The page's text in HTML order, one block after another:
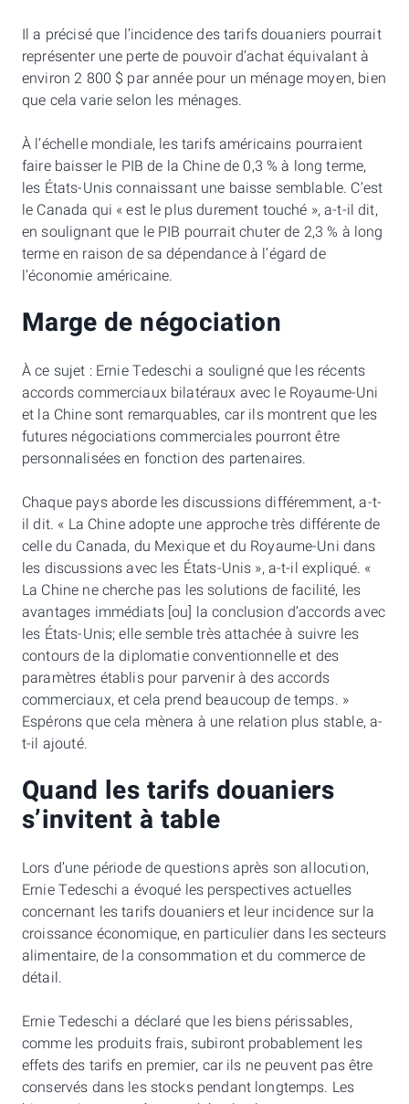
Il a précisé que l’incidence des tarifs douaniers pourrait
représenter une perte de pouvoir d’achat équivalant à
environ 2 800 $ par année pour un ménage moyen, bien
que cela varie selon les ménages.
À l’échelle mondiale, les tarifs américains pourraient
faire baisser le PIB de la Chine de 0,3 % à long terme,
les États-Unis connaissant une baisse semblable. C’est
le Canada qui « est le plus durement touché », a-t-il dit,
en soulignant que le PIB pourrait chuter de 2,3 % à long
terme en raison de sa dépendance à l’égard de
l’économie américaine.
Marge de négociation
À ce sujet : Ernie Tedeschi a souligné que les récents
accords commerciaux bilatéraux avec le Royaume-Uni
et la Chine sont remarquables, car ils montrent que les
futures négociations commerciales pourront être
personnalisées en fonction des partenaires.
Chaque pays aborde les discussions différemment, a-t-
il dit. « La Chine adopte une approche très différente de
celle du Canada, du Mexique et du Royaume-Uni dans
les discussions avec les États-Unis », a-t-il expliqué. «
La Chine ne cherche pas les solutions de facilité, les
avantages immédiats [ou] la conclusion d’accords avec
les États-Unis; elle semble très attachée à suivre les
contours de la diplomatie conventionnelle et des
paramètres établis pour parvenir à des accords
commerciaux, et cela prend beaucoup de temps. »
Espérons que cela mènera à une relation plus stable, a-
t-il ajouté.
Quand les tarifs douaniers
s’invitent à table
Lors d’une période de questions après son allocution,
Ernie Tedeschi a évoqué les perspectives actuelles
concernant les tarifs douaniers et leur incidence sur la
croissance économique, en particulier dans les secteurs
alimentaire, de la consommation et du commerce de
détail.
Ernie Tedeschi a déclaré que les biens périssables,
comme les produits frais, subiront probablement les
effets des tarifs en premier, car ils ne peuvent pas être
conservés dans les stocks pendant longtemps. Les